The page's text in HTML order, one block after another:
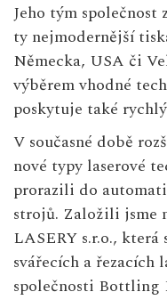
Jeho tým
ty nejmodernější
Německa, USA či
výběrem vhodné
poskytuje také
V současné době
nové typy laserové
prorazili do
strojů. Založili jsme
LASERY s.r.o., která
svářecích a řezacích
společnosti Bottling